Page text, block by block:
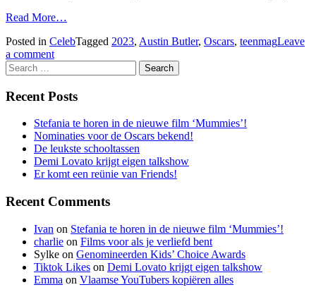
Read More…
Posted in CelebTagged 2023, Austin Butler, Oscars, teenmagLeave
a comment
Search
Recent Posts
Stefania te horen in de nieuwe film ‘Mummies’!
Nominaties voor de Oscars bekend!
De leukste schooltassen
Demi Lovato krijgt eigen talkshow
Er komt een reünie van Friends!
Recent Comments
Ivan on Stefania te horen in de nieuwe film ‘Mummies’!
charlie on Films voor als je verliefd bent
Sylke on Genomineerden Kids’ Choice Awards
Tiktok Likes on Demi Lovato krijgt eigen talkshow
Emma on Vlaamse YouTubers kopiëren alles